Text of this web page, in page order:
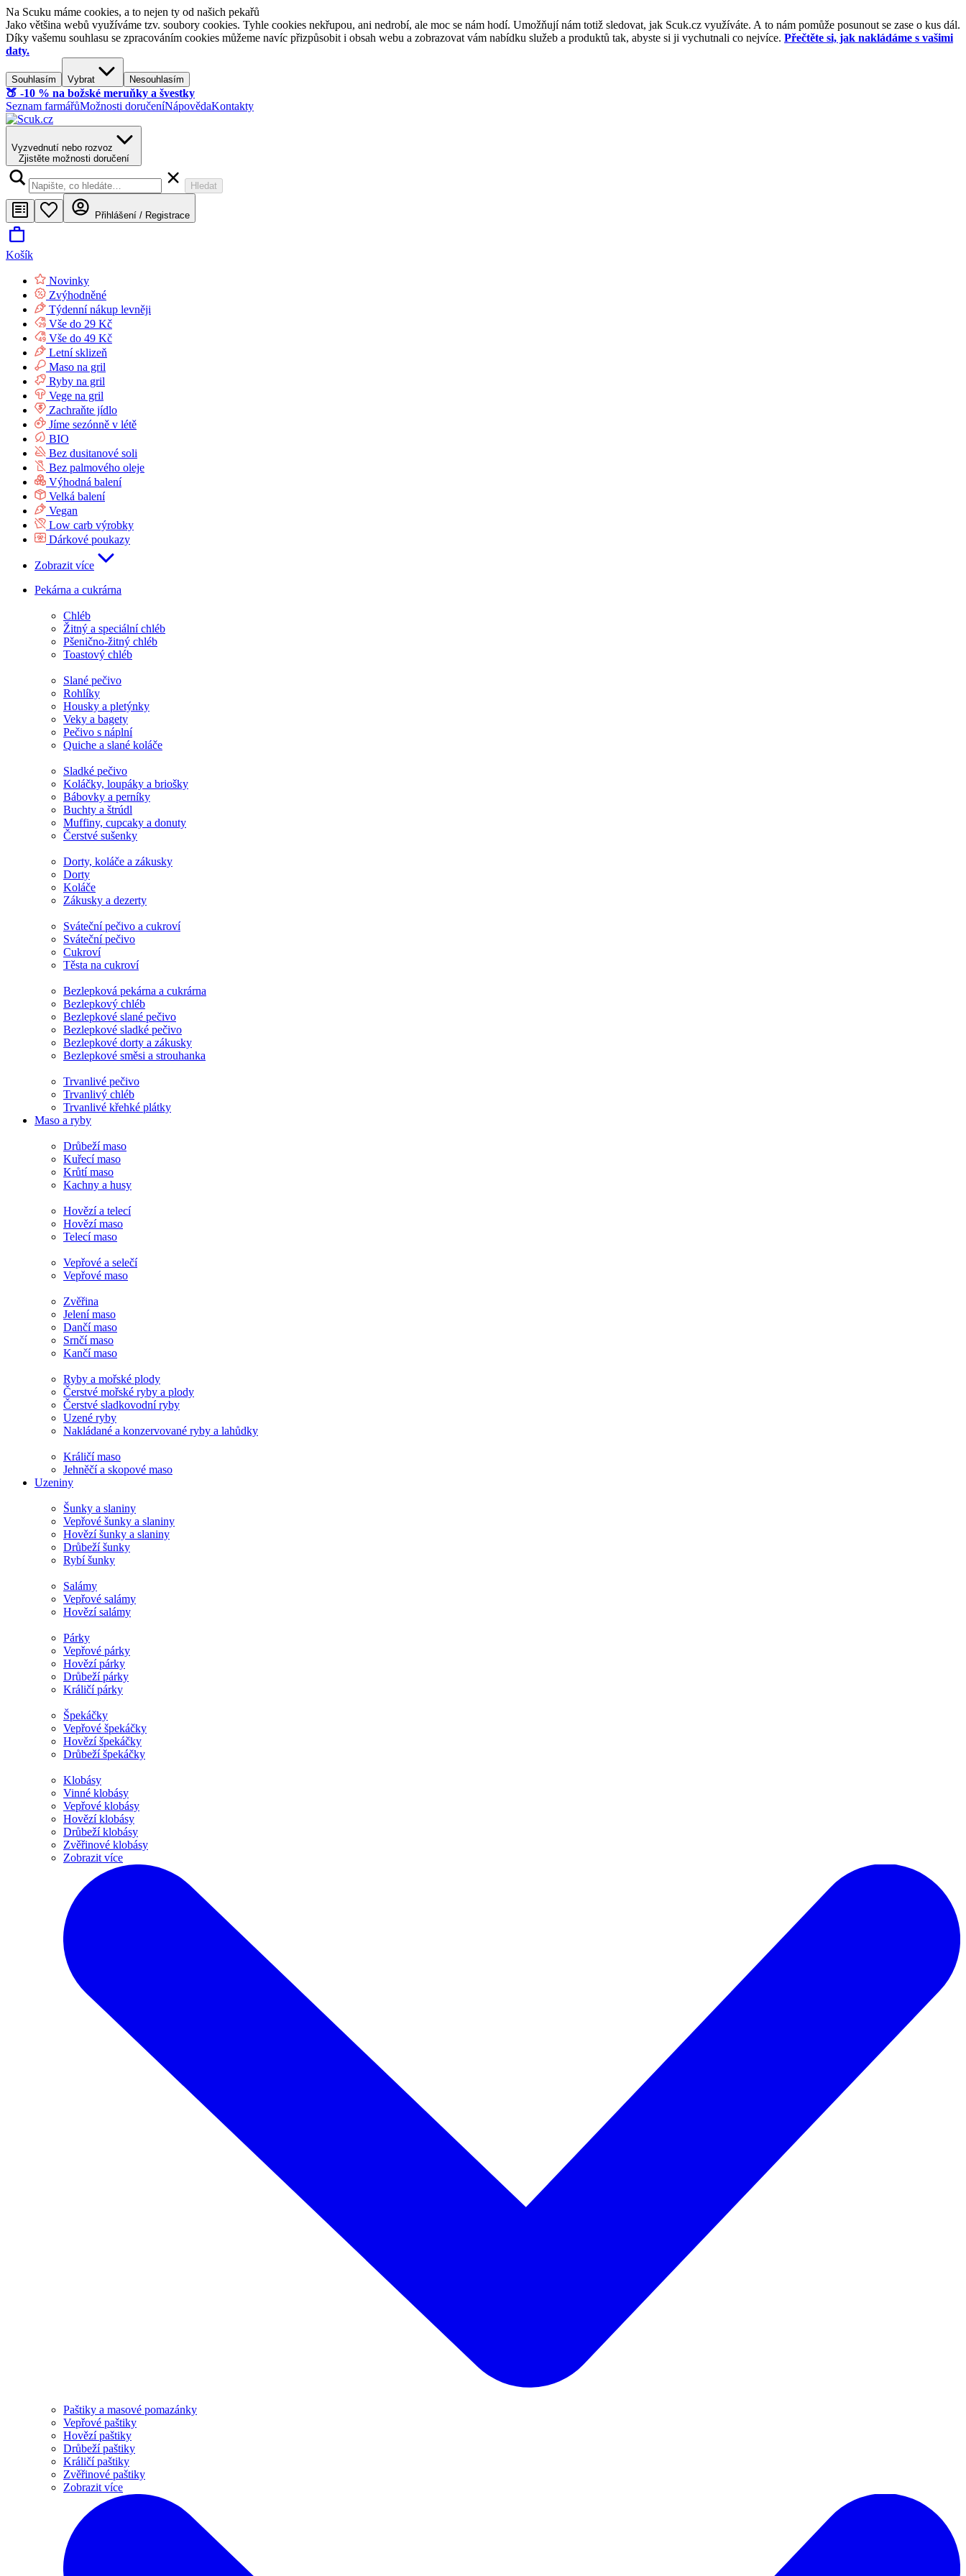
Na Scuku máme cookies, a to nejen ty od našich pekařů
Jako většina webů využíváme tzv. soubory cookies. Tyhle cookies nekřupou, ani nedrobí, ale moc se nám hodí. Umožňují nám totiž sledovat, jak Scuk.cz využíváte. A to nám pomůže posunout se zase o kus dál.
Díky vašemu souhlasu se zpracováním cookies můžeme navíc přizpůsobit i obsah webu a zobrazovat vám nabídku služeb a produktů tak, abyste si ji vychutnali co nejvíce. Přečtěte si, jak nakládáme s vašimi
daty.
Souhlasím Vybrat Nesouhlasím
🍑​ -10 % na božské meruňky a švestky
Seznam farmářůMožnosti doručeníNápovědaKontakty
Vyzvednutí nebo rozvoz
Zjistěte možnosti doručení
Hledat
Přihlášení / Registrace
Košík
Novinky
Zvýhodněné
Týdenní nákup levněji
Vše do 29 Kč
Vše do 49 Kč
Letní sklizeň
Maso na gril
Ryby na gril
Vege na gril
Zachraňte jídlo
Jíme sezónně v létě
BIO
Bez dusitanové soli
Bez palmového oleje
Výhodná balení
Velká balení
Vegan
Low carb výrobky
Dárkové poukazy
Zobrazit více
Pekárna a cukrárna
Chléb
Žitný a speciální chléb
Pšenično-žitný chléb
Toastový chléb
Slané pečivo
Rohlíky
Housky a pletýnky
Veky a bagety
Pečivo s náplní
Quiche a slané koláče
Sladké pečivo
Koláčky, loupáky a briošky
Bábovky a perníky
Buchty a štrúdl
Muffiny, cupcaky a donuty
Čerstvé sušenky
Dorty, koláče a zákusky
Dorty
Koláče
Zákusky a dezerty
Sváteční pečivo a cukroví
Sváteční pečivo
Cukroví
Těsta na cukroví
Bezlepková pekárna a cukrárna
Bezlepkový chléb
Bezlepkové slané pečivo
Bezlepkové sladké pečivo
Bezlepkové dorty a zákusky
Bezlepkové směsi a strouhanka
Trvanlivé pečivo
Trvanlivý chléb
Trvanlivé křehké plátky
Maso a ryby
Drůbeží maso
Kuřecí maso
Krůtí maso
Kachny a husy
Hovězí a telecí
Hovězí maso
Telecí maso
Vepřové a selečí
Vepřové maso
Zvěřina
Jelení maso
Dančí maso
Srnčí maso
Kančí maso
Ryby a mořské plody
Čerstvé mořské ryby a plody
Čerstvé sladkovodní ryby
Uzené ryby
Nakládané a konzervované ryby a lahůdky
Králičí maso
Jehněčí a skopové maso
Uzeniny
Šunky a slaniny
Vepřové šunky a slaniny
Hovězí šunky a slaniny
Drůbeží šunky
Rybí šunky
Salámy
Vepřové salámy
Hovězí salámy
Párky
Vepřové párky
Hovězí párky
Drůbeží párky
Králičí párky
Špekáčky
Vepřové špekáčky
Hovězí špekáčky
Drůbeží špekáčky
Klobásy
Vinné klobásy
Vepřové klobásy
Hovězí klobásy
Drůbeží klobásy
Zvěřinové klobásy
Zobrazit více
Paštiky a masové pomazánky
Vepřové paštiky
Hovězí paštiky
Drůbeží paštiky
Králičí paštiky
Zvěřinové paštiky
Zobrazit více